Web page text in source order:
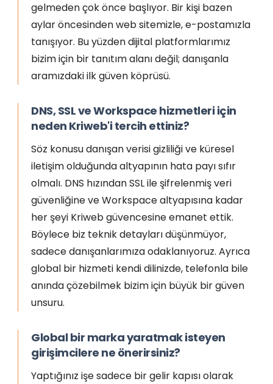
gelmeden çok önce başlıyor. Bir kişi bazen
aylar öncesinden web sitemizle, e-postamızla
tanışıyor. Bu yüzden dijital platformlarımız
bizim için bir tanıtım alanı değil; danışanla
aramızdaki ilk güven köprüsü.
DNS, SSL ve Workspace hizmetleri için
neden Kriweb'i tercih ettiniz?
Söz konusu danışan verisi gizliliği ve küresel
iletişim olduğunda altyapının hata payı sıfır
olmalı. DNS hızından SSL ile şifrelenmiş veri
güvenliğine ve Workspace altyapısına kadar
her şeyi Kriweb güvencesine emanet ettik.
Böylece biz teknik detayları düşünmüyor,
sadece danışanlarımıza odaklanıyoruz. Ayrıca
global bir hizmeti kendi dilinizde, telefonla bile
anında çözebilmek bizim için büyük bir güven
unsuru.
Global bir marka yaratmak isteyen
girişimcilere ne önerirsiniz?
Yaptığınız işe sadece bir gelir kapısı olarak